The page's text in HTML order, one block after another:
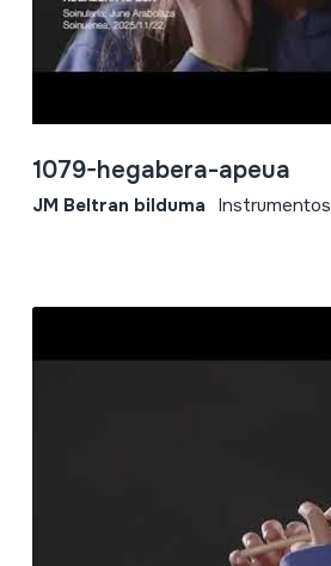
1079-hegabera-apeua
JM Beltran bilduma Instrumentos